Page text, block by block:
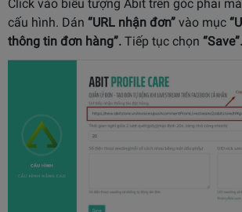
Click vào biểu tượng Abit trên góc phải
cấu hình. Dán “URL nhận đơn” vào mục
thông tin đơn hàng”. Tiếp tục chọn “Save”.